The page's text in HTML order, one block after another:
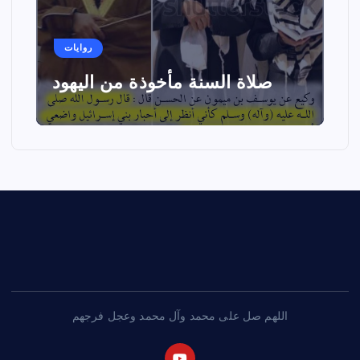
روايات
صلاة السنة مأخوذة من اليهود
اللهم صل على محمد وآل محمد وعجل فرجهم